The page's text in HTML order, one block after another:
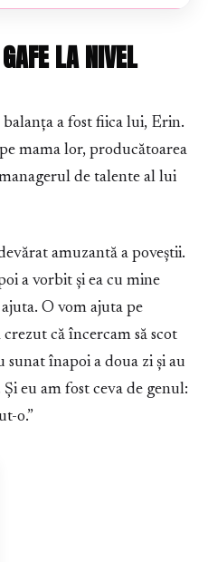
LA NIVEL
a fost fiica lui, Erin.
mama lor, producătoarea
de talente al lui
amuzantă a poveștii.
a vorbit și ea cu mine
ajuta. O vom ajuta pe
că încercam să scot
înapoi a doua zi și au
eu am fost ceva de genul:
o.”